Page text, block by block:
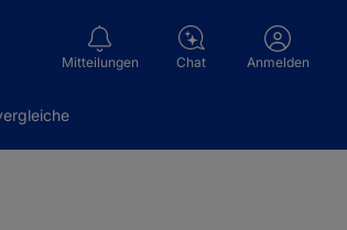
Mitteilungen Chat Anmelden